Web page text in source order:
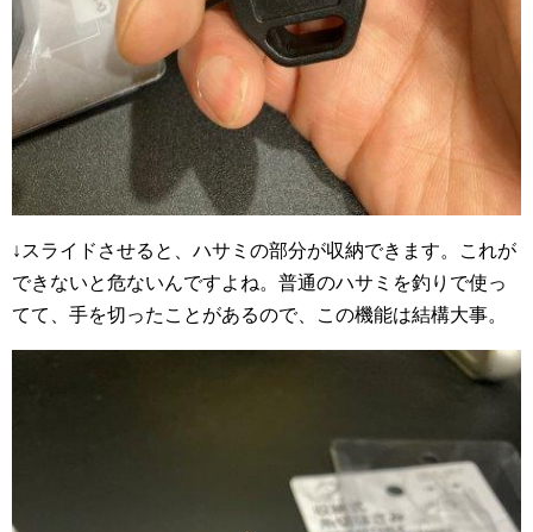
↓スライドさせると、ハサミの部分が収納できます。これが
できないと危ないんですよね。普通のハサミを釣りで使っ
てて、手を切ったことがあるので、この機能は結構大事。